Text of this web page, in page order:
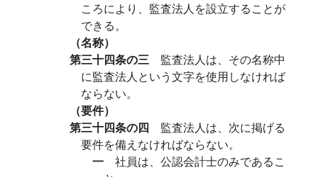
ころにより、監査法人を設立することが
できる。
（名称）
第三十四条の三 監査法人は、その名称中
に監査法人という文字を使用しなければ
ならない。
（要件）
第三十四条の四 監査法人は、次に掲げる
要件を備えなければならない。
一 社員は、公認会計士のみであるこ